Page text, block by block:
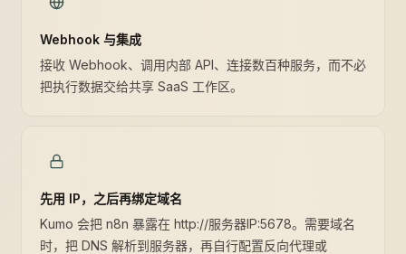
Webhook 与集成
接收 Webhook、调用内部 API、连接数百种服务，而不必
把执行数据交给共享 SaaS 工作区。
先用 IP，之后再绑定域名
Kumo 会把 n8n 暴露在 http://服务器IP:5678。需要域名
时，把 DNS 解析到服务器，再自行配置反向代理或